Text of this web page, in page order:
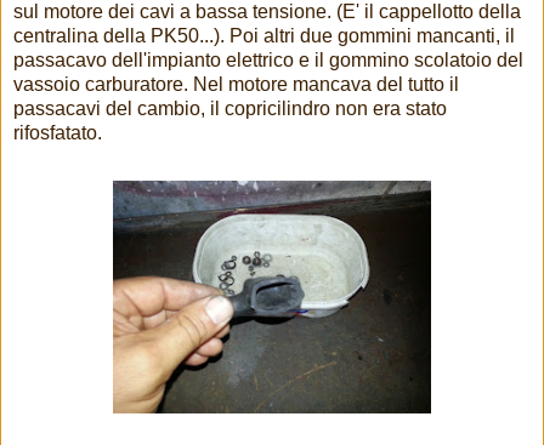
sul motore dei cavi a bassa tensione. (E' il cappellotto della
centralina della PK50...). Poi altri due gommini mancanti, il
passacavo dell'impianto elettrico e il gommino scolatoio del
vassoio carburatore. Nel motore mancava del tutto il
passacavi del cambio, il copricilindro non era stato
rifosfatato.